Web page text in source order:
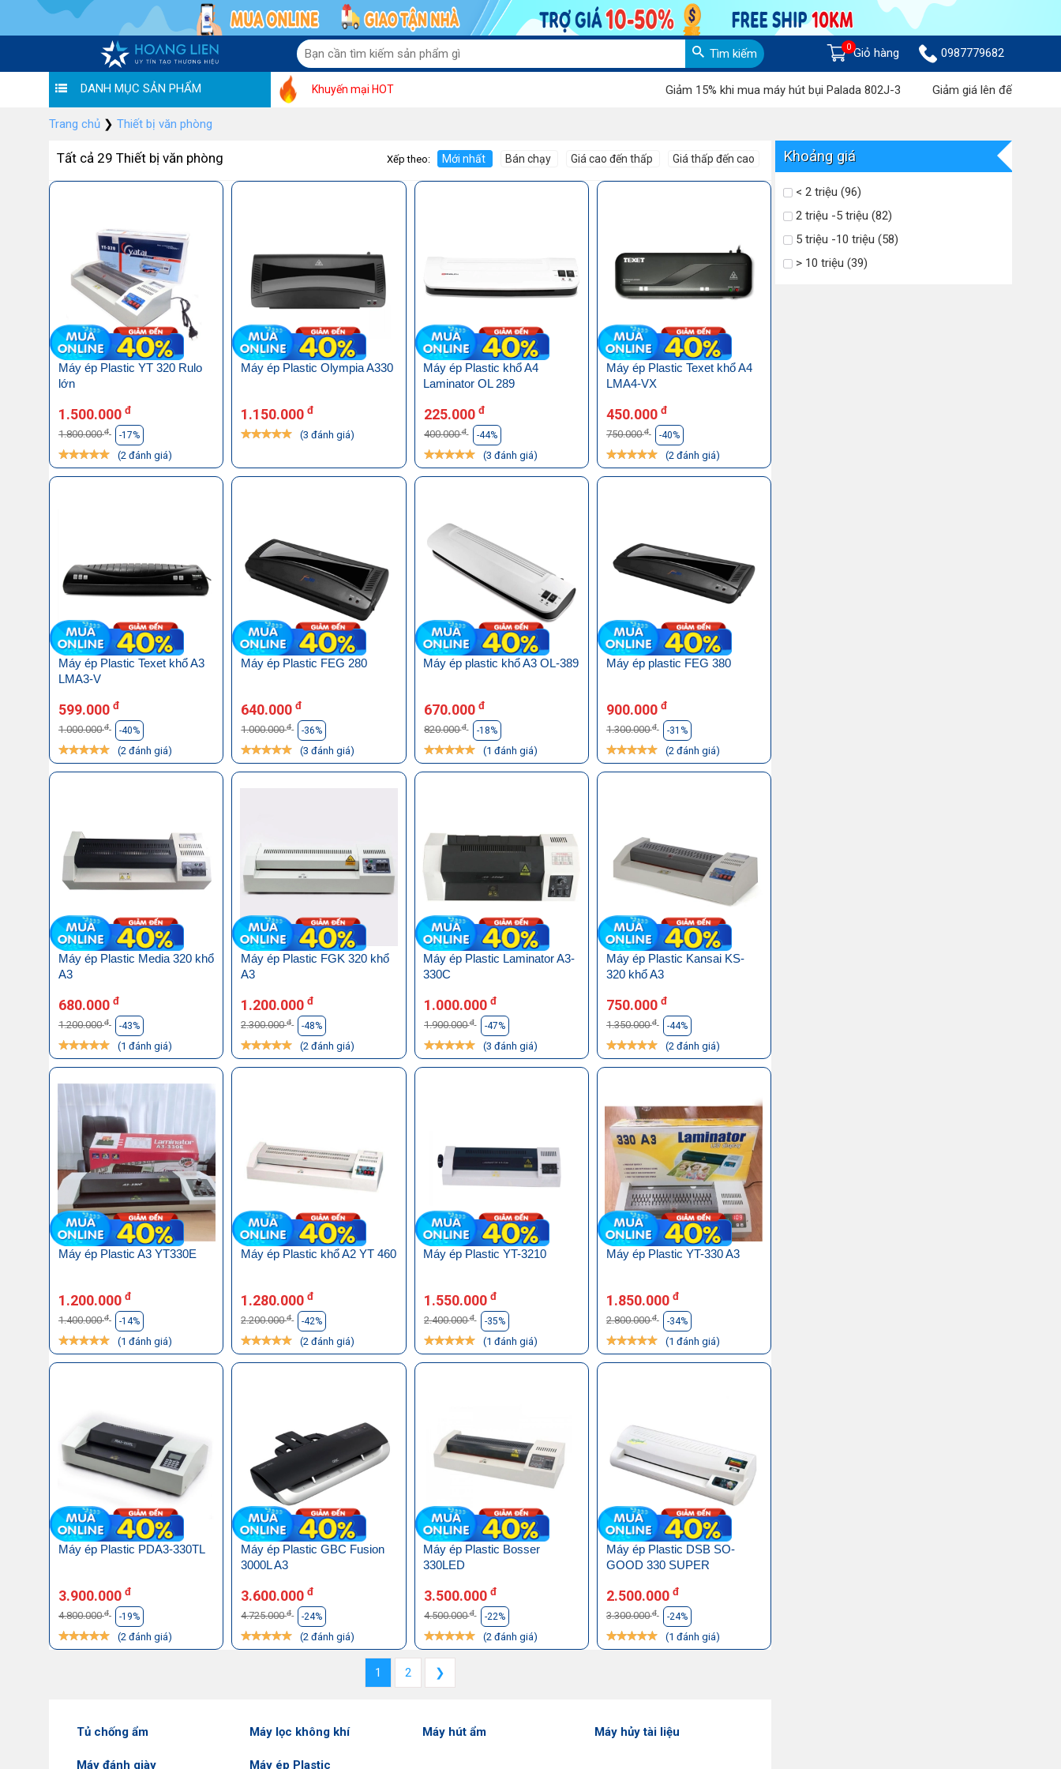
Tìm kiếm 0 Giỏ hàng 0987779682
DANH MỤC SẢN PHẨM Khuyến mại HOT Giảm 15% khi mua máy hút bụi Palada 802J-3 Giảm giá lên đến 1 triệu đồng
Trang chủ ❯ Thiết bị văn phòng
Tất cả 29 Thiết bị văn phòng Xếp theo: Mới nhất Bán chạy Giá cao đến thấp Giá thấp đến cao
Máy ép Plastic YT 320 Rulo
lớn
1.500.000 đ
1.800.000đ -17%
(2 đánh giá)
Máy ép Plastic Olympia A330
1.150.000đ
(3 đánh giá)
Máy ép Plastic khổ A4
Laminator OL 289
225.000 đ
400.000đ -44%
(3 đánh giá)
Máy ép Plastic Texet khổ A4
LMA4-VX
450.000 đ
750.000đ -40%
(2 đánh giá)
Máy ép Plastic Texet khổ A3
LMA3-V
599.000 đ
1.000.000đ -40%
(2 đánh giá)
Máy ép Plastic FEG 280
640.000đ
1.000.000đ -36%
(3 đánh giá)
Máy ép plastic khổ A3 OL-389
670.000 đ
820.000đ -18%
(1 đánh giá)
Máy ép plastic FEG 380
900.000 đ
1.300.000đ -31%
(2 đánh giá)
Máy ép Plastic Media 320 khổ
A3
680.000 đ
1.200.000đ -43%
(1 đánh giá)
Máy ép Plastic FGK 320 khổ
A3
1.200.000đ
2.300.000đ -48%
(2 đánh giá)
Máy ép Plastic Laminator A3-
330C
1.000.000 đ
1.900.000đ -47%
(3 đánh giá)
Máy ép Plastic Kansai KS-
320 khổ A3
750.000 đ
1.350.000đ -44%
(2 đánh giá)
Máy ép Plastic A3 YT330E
1.200.000 đ
1.400.000đ -14%
(1 đánh giá)
Máy ép Plastic khổ A2 YT 460
1.280.000đ
2.200.000đ -42%
(2 đánh giá)
Máy ép Plastic YT-3210
1.550.000 đ
2.400.000đ -35%
(1 đánh giá)
Máy ép Plastic YT-330 A3
1.850.000 đ
2.800.000đ -34%
(1 đánh giá)
Máy ép Plastic PDA3-330TL
3.900.000 đ
4.800.000đ -19%
(2 đánh giá)
Máy ép Plastic GBC Fusion
3000L A3
3.600.000đ
4.725.000đ -24%
(2 đánh giá)
Máy ép Plastic Bosser
330LED
3.500.000 đ
4.500.000đ -22%
(2 đánh giá)
Máy ép Plastic DSB SO-
GOOD 330 SUPER
2.500.000 đ
3.300.000đ -24%
(1 đánh giá)
1 2 ❯
Tủ chống ẩm Máy lọc không khí Máy hút ẩm Máy hủy tài liệu
Máy đánh giày Máy ép Plastic
Khoảng giá
< 2 triệu (96)
2 triệu -5 triệu (82)
5 triệu -10 triệu (58)
> 10 triệu (39)